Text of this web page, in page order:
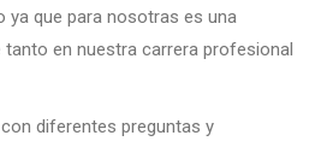
ya que para nosotras es una
en nuestra carrera profesional
con diferentes preguntas y